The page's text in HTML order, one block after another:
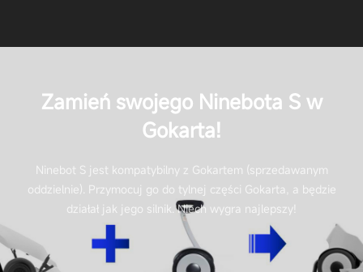
Zamień swojego Ninebota S w
Gokarta!
Ninebot S jest kompatybilny z Gokartem (sprzedawanym
oddzielnie). Przymocuj go do tylnej części Gokarta, a będzie
działał jak jego silnik. Niech wygra najlepszy!